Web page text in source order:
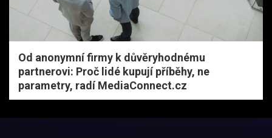
Od anonymní firmy k důvěryhodnému
partnerovi: Proč lidé kupují příběhy, ne
parametry, radí MediaConnect.cz